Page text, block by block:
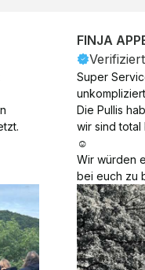
FINJA
Super
Die Pullis
wir sind
☺️
Wir würden
bei euch zu
es auch
Vielen Dank